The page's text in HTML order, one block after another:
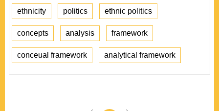
ethnicity politics ethnic politics
concepts analysis framework
conceual framework analytical framework